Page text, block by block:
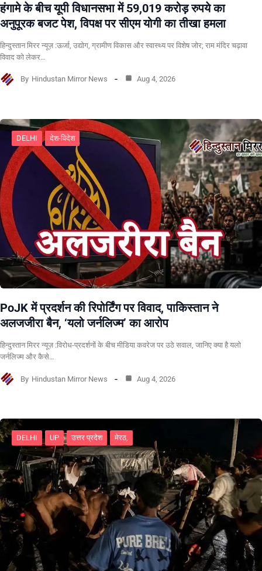
हंगामे के बीच यूपी विधानसभा में 59,019 करोड़ रुपये का
अनुपूरक बजट पेश, विपक्ष पर सीएम योगी का तीखा हमला
हिन्दुस्तान मिरर न्यूज़ :ऊर्जा, उद्योग, ग्रामीण विकास और स्वास्थ्य पर विशेष जोर; राम मंदिर चढ़ावा
विवाद को लेकर…
By Hindustan Mirror News Aug 4, 2026
DELHI देश-विदेश
PoJK में प्रदर्शन की रिपोर्टिंग पर विवाद, पाकिस्तान ने
अलजजीरा बैन, ‘यलो जर्नलिज्म’ का आरोप
हिन्दुस्तान मिरर न्यूज़ :विरोध-प्रदर्शनों के बीच मीडिया कवरेज पर उठे सवाल, जानिए क्या है यलो
जर्नलिज्म और कैसे…
By Hindustan Mirror News Aug 4, 2026
DELHI UP उत्तर प्रदेश मेरठ,